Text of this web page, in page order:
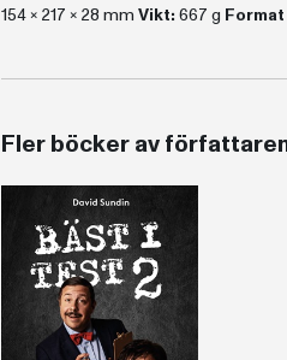
154 x 217 x 28 mm Vikt: 667 g
Fler böcker av